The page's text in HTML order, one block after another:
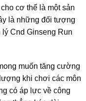
cơ thể là một sản
là những đối tượng
Cnd Ginseng Run
muốn tăng cường
khi chơi các môn
có áp lực về công